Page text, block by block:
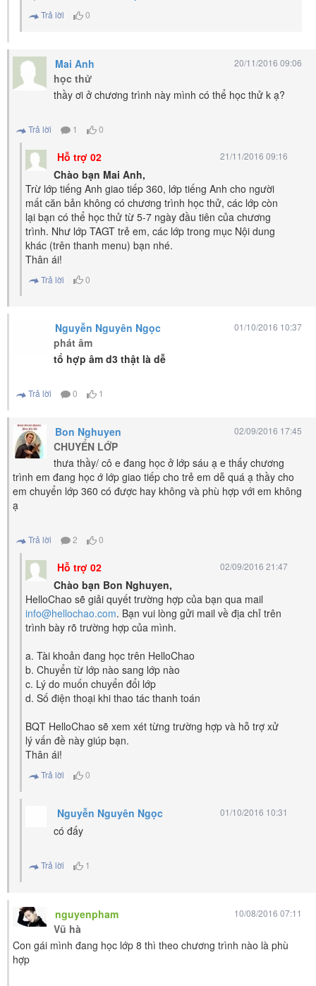
Trả lời 0
Mai Anh 20/11/2016 09:06
học thử
thầy ơi ở chương trình này mình có thể học thử k ạ?
Trả lời 1 0
Hỗ trợ 02 21/11/2016 09:16
Chào bạn Mai Anh,
Trừ lớp tiếng Anh giao tiếp 360, lớp tiếng Anh cho người
mất căn bản không có chương trình học thử, các lớp còn
lại bạn có thể học thử từ 5-7 ngày đầu tiên của chương
trình. Như lớp TAGT trẻ em, các lớp trong mục Nội dung
khác (trên thanh menu) bạn nhé.
Thân ái!
Trả lời 0
Nguyễn Nguyên Ngọc 01/10/2016 10:37
phát âm
tổ hợp âm d3 thật là dễ
Trả lời 0 1
Bon Nghuyen 02/09/2016 17:45
CHUYỂN LỚP
thưa thầy/ cô e đang học ở lớp sáu ạ e thấy chương
trình em đang học ớ lớp giao tiếp cho trẻ em dễ quá ạ thầy cho
em chuyển lớp 360 có được hay không và phù hợp với em không
ạ
Trả lời 2 0
Hỗ trợ 02 02/09/2016 21:47
Chào bạn Bon Nghuyen,
HelloChao sẽ giải quyết trường hợp của bạn qua mail
info@hellochao.com. Bạn vui lòng gửi mail về địa chỉ trên
trình bày rõ trường hợp của mình.
a. Tài khoản đang học trên HelloChao
b. Chuyển từ lớp nào sang lớp nào
c. Lý do muốn chuyển đổi lớp
d. Số điện thoại khi thao tác thanh toán
BQT HelloChao sẽ xem xét từng trường hợp và hỗ trợ xử
lý vấn đề này giúp bạn.
Thân ái!
Trả lời 0
Nguyễn Nguyên Ngọc 01/10/2016 10:31
có đấy
Trả lời 1
nguyenpham 10/08/2016 07:11
Vũ hà
Con gái mình đang học lớp 8 thì theo chương trình nào là phù
hợp